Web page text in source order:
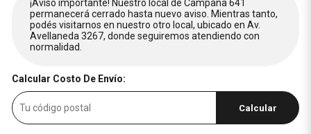
¡Aviso importante! Nuestro local de Campana 641
permanecerá cerrado hasta nuevo aviso. Mientras tanto,
podés visitarnos en nuestro otro local, ubicado en Av.
Avellaneda 3267, donde seguiremos atendiendo con
normalidad.
Calcular Costo De Envío:
Calcular